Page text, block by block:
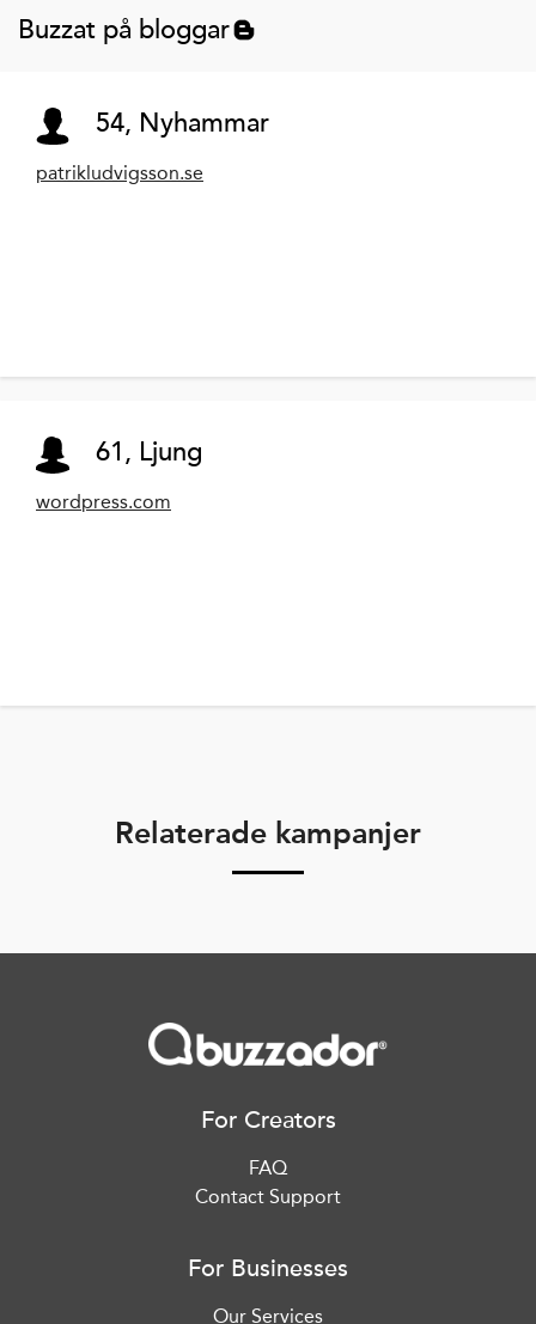
Buzzat på bloggar
54, Nyhammar
patrikludvigsson.se
61, Ljung
wordpress.com
Relaterade kampanjer
For Creators
FAQ
Contact Support
For Businesses
Our Services